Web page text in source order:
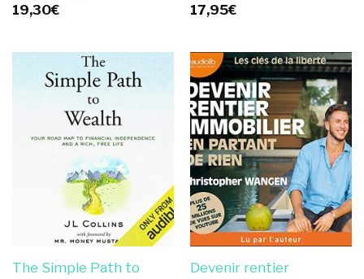
19,30€
17,95€
The Simple Path to
Devenir rentier